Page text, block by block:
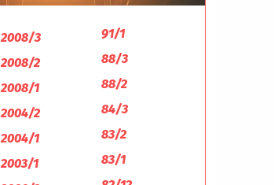
2008/3
2008/2
2008/1
2004/2
2004/1
2003/1
91/1
88/3
88/2
84/3
83/2
83/1